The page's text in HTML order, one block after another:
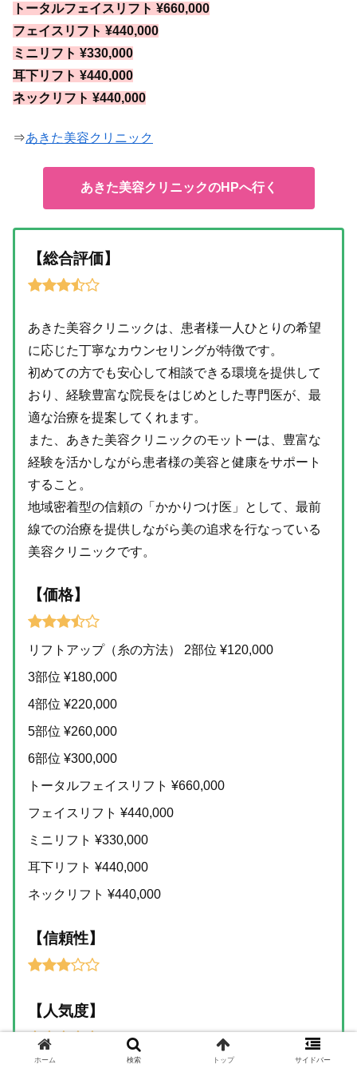
トータルフェイスリフト ¥660,000
フェイスリフト ¥440,000
ミニリフト ¥330,000
耳下リフト ¥440,000
ネックリフト ¥440,000
⇒あきた美容クリニック
あきた美容クリニックのHPへ行く
【総合評価】
あきた美容クリニックは、患者様一人ひとりの希望
に応じた丁寧なカウンセリングが特徴です。
初めての方でも安心して相談できる環境を提供して
おり、経験豊富な院長をはじめとした専門医が、最
適な治療を提案してくれます。
また、あきた美容クリニックのモットーは、豊富な
経験を活かしながら患者様の美容と健康をサポート
すること。
地域密着型の信頼の「かかりつけ医」として、最前
線での治療を提供しながら美の追求を行なっている
美容クリニックです。
【価格】
リフトアップ（糸の方法） 2部位 ¥120,000
3部位 ¥180,000
4部位 ¥220,000
5部位 ¥260,000
6部位 ¥300,000
トータルフェイスリフト ¥660,000
フェイスリフト ¥440,000
ミニリフト ¥330,000
耳下リフト ¥440,000
ネックリフト ¥440,000
【信頼性】
【人気度】
ホーム 検索 トップ サイドバー